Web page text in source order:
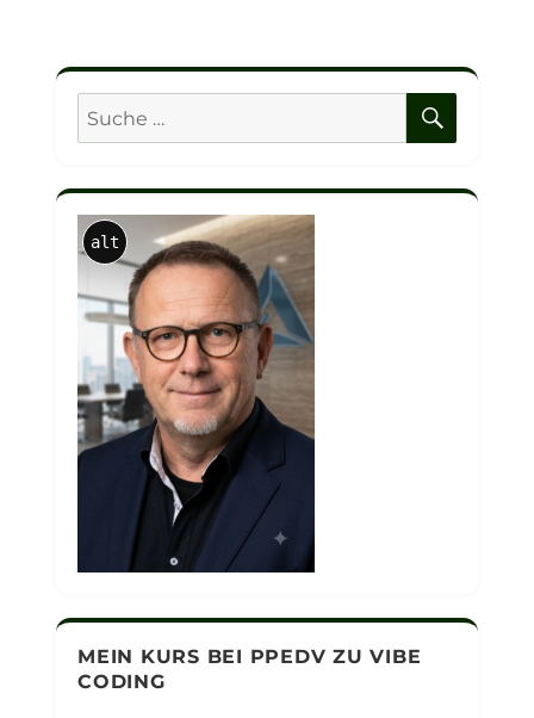
Suche
nach:
alt
MEIN KURS BEI PPEDV ZU VIBE
CODING